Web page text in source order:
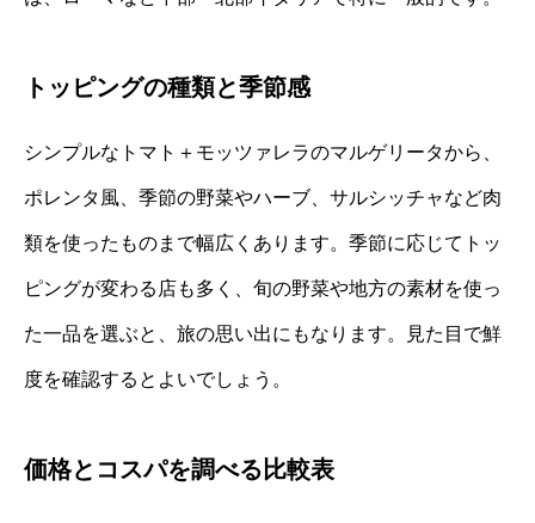
トッピングの種類と季節感
シンプルなトマト＋モッツァレラのマルゲリータから、
ポレンタ風、季節の野菜やハーブ、サルシッチャなど肉
類を使ったものまで幅広くあります。季節に応じてトッ
ピングが変わる店も多く、旬の野菜や地方の素材を使っ
た一品を選ぶと、旅の思い出にもなります。見た目で鮮
度を確認するとよいでしょう。
価格とコスパを調べる比較表